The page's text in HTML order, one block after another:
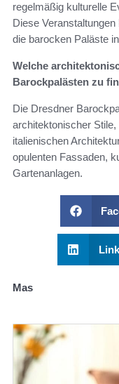
regelmäßig kulturelle
Diese
die barocken Paläste
Welche
Barockpalästen zu
Die Dresdner
architektonischer
italienischen
opulenten Fassaden,
Gartenanlagen.
Mas